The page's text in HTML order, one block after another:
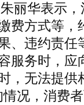
丽华表示
费方式等，
、违约责任
服务时，应
，无法提供
况，消费